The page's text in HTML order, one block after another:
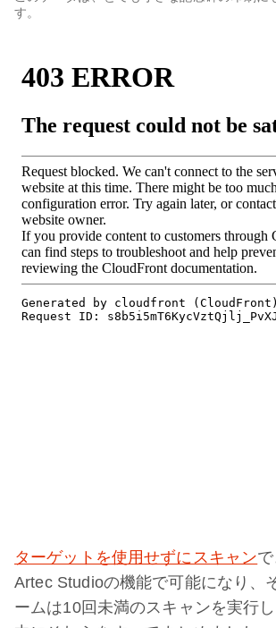
す。
ターゲットを使用せずにスキャン
Artec Studioの機能で可能になり、
ームは10回未満のスキャンを実行